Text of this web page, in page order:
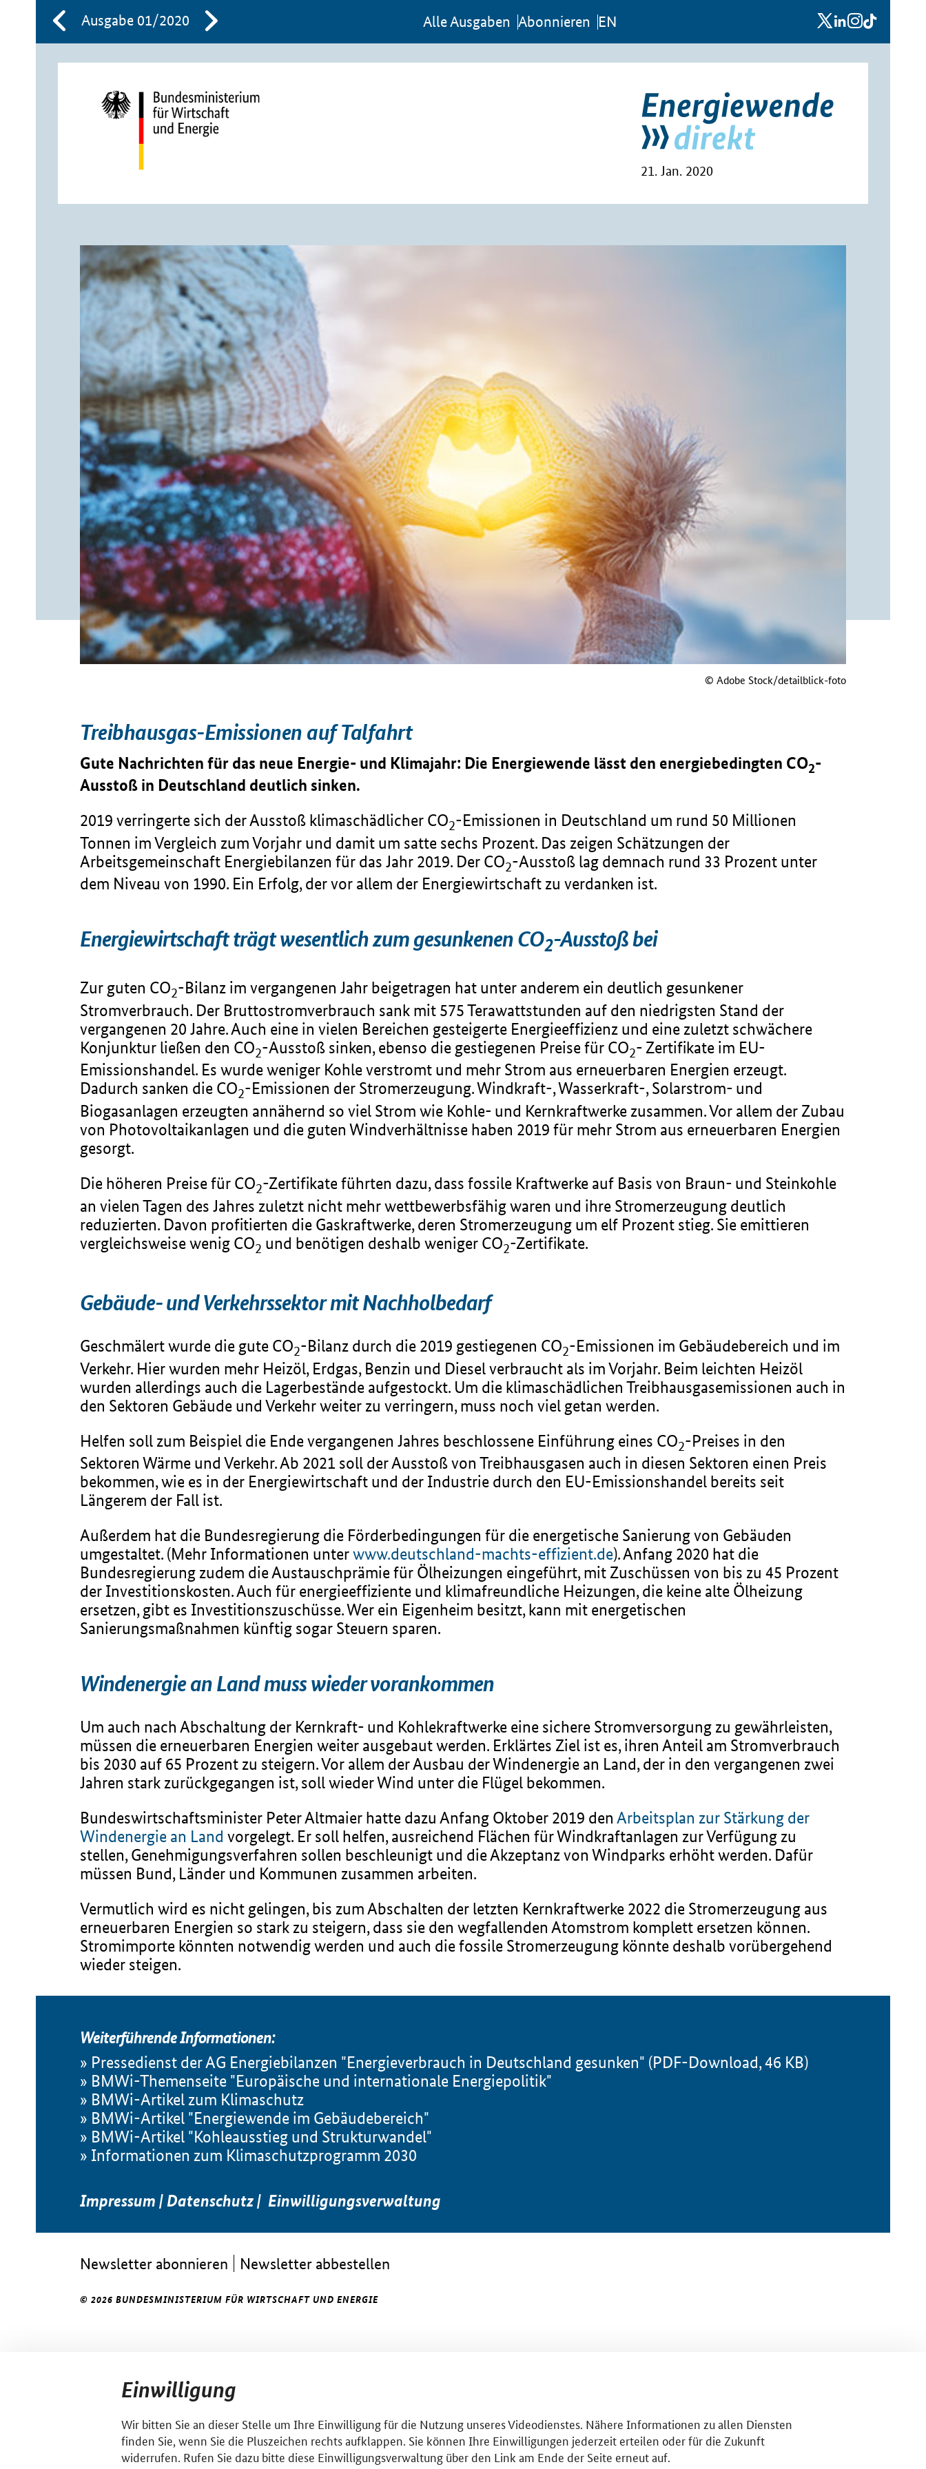
Ausgabe 01/2020 Al­le Aus­ga­ben Abon­nie­ren EN x linkedin
instagram
21. Jan. 2020
© Adobe Stock/detailblick-foto
Treibhausgas-Emissionen auf Talfahrt
Gute Nachrichten für das neue Energie- und Klimajahr: Die Energiewende lässt den energiebedingten CO2-
Ausstoß in Deutschland deutlich sinken.
2019 verringerte sich der Ausstoß klimaschädlicher CO2-Emissionen in Deutschland um rund 50 Millionen
Tonnen im Vergleich zum Vorjahr und damit um satte sechs Prozent. Das zeigen Schätzungen der
Arbeitsgemeinschaft Energiebilanzen für das Jahr 2019. Der CO2-Ausstoß lag demnach rund 33 Prozent unter
dem Niveau von 1990. Ein Erfolg, der vor allem der Energiewirtschaft zu verdanken ist.
Energiewirtschaft trägt wesentlich zum gesunkenen CO2-Ausstoß bei
Zur guten CO2-Bilanz im vergangenen Jahr beigetragen hat unter anderem ein deutlich gesunkener
Stromverbrauch. Der Bruttostromverbrauch sank mit 575 Terawattstunden auf den niedrigsten Stand der
vergangenen 20 Jahre. Auch eine in vielen Bereichen gesteigerte Energieeffizienz und eine zuletzt schwächere
Konjunktur ließen den CO2-Ausstoß sinken, ebenso die gestiegenen Preise für CO2- Zertifikate im EU-
Emissionshandel. Es wurde weniger Kohle verstromt und mehr Strom aus erneuerbaren Energien erzeugt.
Dadurch sanken die CO2-Emissionen der Stromerzeugung. Windkraft-, Wasserkraft-, Solarstrom- und
Biogasanlagen erzeugten annähernd so viel Strom wie Kohle- und Kernkraftwerke zusammen. Vor allem der Zubau
von Photovoltaikanlagen und die guten Windverhältnisse haben 2019 für mehr Strom aus erneuerbaren Energien
gesorgt.
Die höheren Preise für CO2-Zertifikate führten dazu, dass fossile Kraftwerke auf Basis von Braun- und Steinkohle
an vielen Tagen des Jahres zuletzt nicht mehr wettbewerbsfähig waren und ihre Stromerzeugung deutlich
reduzierten. Davon profitierten die Gaskraftwerke, deren Stromerzeugung um elf Prozent stieg. Sie emittieren
vergleichsweise wenig CO2 und benötigen deshalb weniger CO2-Zertifikate.
Gebäude- und Verkehrssektor mit Nachholbedarf
Geschmälert wurde die gute CO2-Bilanz durch die 2019 gestiegenen CO2-Emissionen im Gebäudebereich und im
Verkehr. Hier wurden mehr Heizöl, Erdgas, Benzin und Diesel verbraucht als im Vorjahr. Beim leichten Heizöl
wurden allerdings auch die Lagerbestände aufgestockt. Um die klimaschädlichen Treibhausgasemissionen auch in
den Sektoren Gebäude und Verkehr weiter zu verringern, muss noch viel getan werden.
Helfen soll zum Beispiel die Ende vergangenen Jahres beschlossene Einführung eines CO2-Preises in den
Sektoren Wärme und Verkehr. Ab 2021 soll der Ausstoß von Treibhausgasen auch in diesen Sektoren einen Preis
bekommen, wie es in der Energiewirtschaft und der Industrie durch den EU-Emissionshandel bereits seit
Längerem der Fall ist.
Außerdem hat die Bundesregierung die Förderbedingungen für die energetische Sanierung von Gebäuden
umgestaltet. (Mehr Informationen unterwww.deutschland-machts-effizient.de). Anfang 2020 hat die
Bundesregierung zudem die Austauschprämie für Ölheizungen eingeführt, mit Zuschüssen von bis zu 45 Prozent
der Investitionskosten. Auch für energieeffiziente und klimafreundliche Heizungen, die keine alte Ölheizung
ersetzen, gibt es Investitionszuschüsse. Wer ein Eigenheim besitzt, kann mit energetischen
Sanierungsmaßnahmen künftig sogar Steuern sparen.
Windenergie an Land muss wieder vorankommen
Um auch nach Abschaltung der Kernkraft- und Kohlekraftwerke eine sichere Stromversorgung zu gewährleisten,
müssen die erneuerbaren Energien weiter ausgebaut werden. Erklärtes Ziel ist es, ihren Anteil am Stromverbrauch
bis 2030 auf 65 Prozent zu steigern. Vor allem der Ausbau der Windenergie an Land, der in den vergangenen zwei
Jahren stark zurückgegangen ist, soll wieder Wind unter die Flügel bekommen.
Bundeswirtschaftsminister Peter Altmaier hatte dazu Anfang Oktober 2019 den Arbeitsplan zur Stärkung der
Windenergie an Land vorgelegt. Er soll helfen, ausreichend Flächen für Windkraftanlagen zur Verfügung zu
stellen, Genehmigungsverfahren sollen beschleunigt und die Akzeptanz von Windparks erhöht werden. Dafür
müssen Bund, Länder und Kommunen zusammen arbeiten.
Vermutlich wird es nicht gelingen, bis zum Abschalten der letzten Kernkraftwerke 2022 die Stromerzeugung aus
erneuerbaren Energien so stark zu steigern, dass sie den wegfallenden Atomstrom komplett ersetzen können.
Stromimporte könnten notwendig werden und auch die fossile Stromerzeugung könnte deshalb vorübergehend
wieder steigen.
Weiterführende Informationen:
Pressedienst der AG Energiebilanzen "Energieverbrauch in Deutschland gesunken" (PDF-Download, 46 KB)
BMWi-Themenseite "Europäische und internationale Energiepolitik"
BMWi-Artikel zum Klimaschutz
BMWi-Artikel "Energiewende im Gebäudebereich"
BMWi-Artikel "Kohleausstieg und Strukturwandel"
Informationen zum Klimaschutzprogramm 2030
Impressum |Datenschutz| Einwilligungsverwaltung
Newsletter abonnieren Newsletter abbestellen
© 2026 BUNDESMINISTERIUM FÜR WIRTSCHAFT UND ENERGIE
Einwilligung
Wir bitten Sie an dieser Stelle um Ihre Einwilligung für die Nutzung unseres Videodienstes. Nähere Informationen zu allen Diensten
finden Sie, wenn Sie die Pluszeichen rechts aufklappen. Sie können Ihre Einwilligungen jederzeit erteilen oder für die Zukunft
widerrufen. Rufen Sie dazu bitte diese Einwilligungsverwaltung über den Link am Ende der Seite erneut auf.